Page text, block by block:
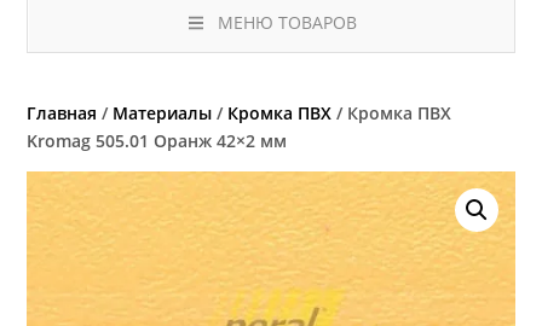
МЕНЮ ТОВАРОВ
Главная / Материалы / Кромка ПВХ / Кромка ПВХ
Kromag 505.01 Оранж 42×2 мм